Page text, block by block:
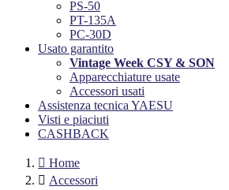
PS-50
PT-135A
PC-30D
Usato garantito
Vintage Week CSY & SON
Apparecchiature usate
Accessori usati
Assistenza tecnica YAESU
Visti e piaciuti
CASHBACK
 Home
 Accessori